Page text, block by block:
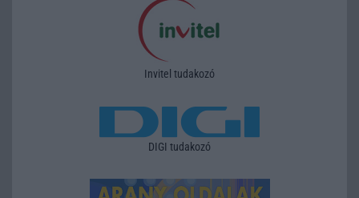
Invitel tudakozó
DIGI tudakozó